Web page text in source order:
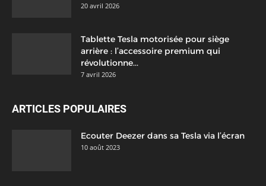
20 avril 2026
Tablette Tesla motorisée pour siège
arrière : l’accessoire premium qui
révolutionne...
7 avril 2026
ARTICLES POPULAIRES
Ecouter Deezer dans sa Tesla via l’écran
10 août 2023